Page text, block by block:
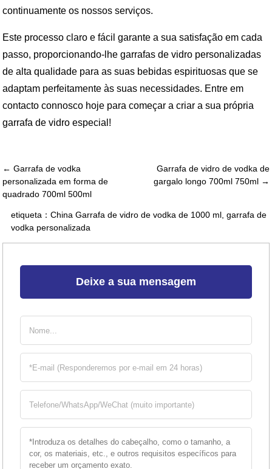
continuamente os nossos serviços.
Este processo claro e fácil garante a sua satisfação em cada
passo, proporcionando-lhe garrafas de vidro personalizadas
de alta qualidade para as suas bebidas espirituosas que se
adaptam perfeitamente às suas necessidades. Entre em
contacto connosco hoje para começar a criar a sua própria
garrafa de vidro especial!
← Garrafa de vodka
personalizada em forma de
quadrado 700ml 500ml
Garrafa de vidro de vodka de
gargalo longo 700ml 750ml →
etiqueta： China Garrafa de vidro de vodka de 1000 ml, garrafa de
vodka personalizada
Deixe a sua mensagem